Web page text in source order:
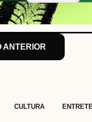
ANTERIOR
CULTURA